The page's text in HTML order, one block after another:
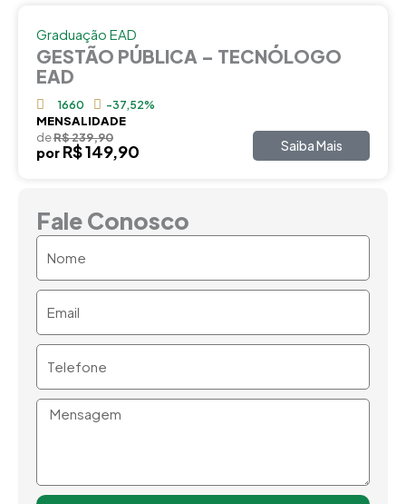
Graduação EAD
GESTÃO PÚBLICA – TECNÓLOGO
EAD
1660 -37,52%
MENSALIDADE
deR$ 239,90
por R$ 149,90 Saiba Mais
Fale Conosco
Mensagem